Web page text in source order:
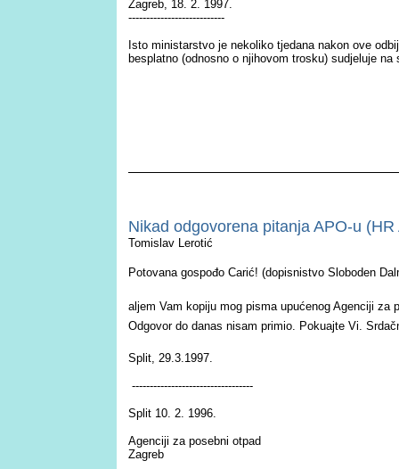
Zagreb, 18. 2. 1997.
---------------------------
Isto ministarstvo je nekoliko tjedana nakon ove
besplatno (odnosno o njihovom trosku) sudjeluje
Nikad odgovorena pitanja APO-u
Tomislav Lerotić
Potovana gospođo Carić! (dopisnistvo Sloboden
aljem Vam kopiju mog pisma upućenog Agenciji za
Odgovor do danas nisam primio. Pokuajte Vi.
Split, 29.3.1997.
----------------------------------
Split 10. 2. 1996.
Agenciji za posebni otpad
Zagreb